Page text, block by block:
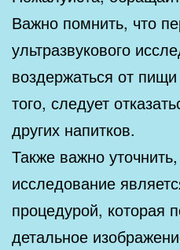
Важно помнить, что
ультразвукового
воздержаться от
того, следует
других напитков.
Также важно
исследование
процедурой, которая
детальное